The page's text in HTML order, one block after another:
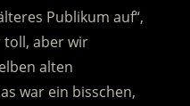
Publikum auf“,
toll, aber wir
alten
war ein bisschen,